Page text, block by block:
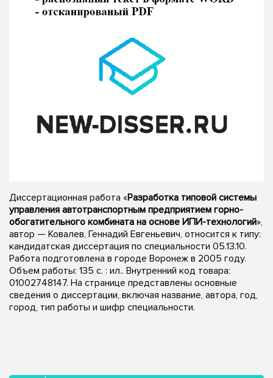
Диссертационная работа «Разработка типовой системы
управления автотранспортным предприятием горно-
обогатительного комбината на основе ИПИ-технологий»,
автор — Ковалев, Геннадий Евгеньевич, относится к типу:
кандидатская диссертация по специальности 05.13.10.
Работа подготовлена в городе Воронеж в 2005 году.
Объем работы: 135 с. : ил.. Внутренний код товара:
01002748147. На странице представлены основные
сведения о диссертации, включая название, автора, год,
город, тип работы и шифр специальности.